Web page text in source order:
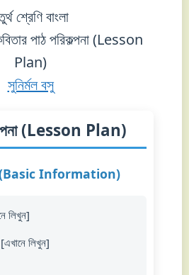
শ্রেণি বাংলা
পাঠ পরিকল্পনা (Lesson
Plan)
সুনির্মল বসু
(Lesson Plan)
(Basic Information)
লিখুন]
[এখানে লিখুন]